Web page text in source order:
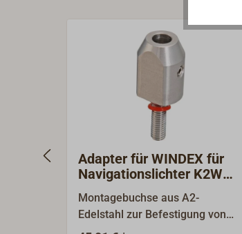
Adapter für WINDEX für
Navigationslichter K2W
S64
Montagebuchse aus A2-
Edelstahl zur Befestigung von
WINDEX Windanzeigern auf K2W